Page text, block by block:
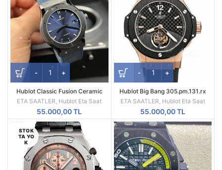
Hublot Classic Fusion Ceramic
Blue 42mm Swiss SW300
Movement JJZ factory
ETA SAATLER Hublot Eta Saat
55.000,00TL
Hublot Big Bang 305.pm.131.rx
Tourbillon Swiss ETA
ETA SAATLER Hublot Eta Saat
55.000,00TL
STOK
TA YO
K